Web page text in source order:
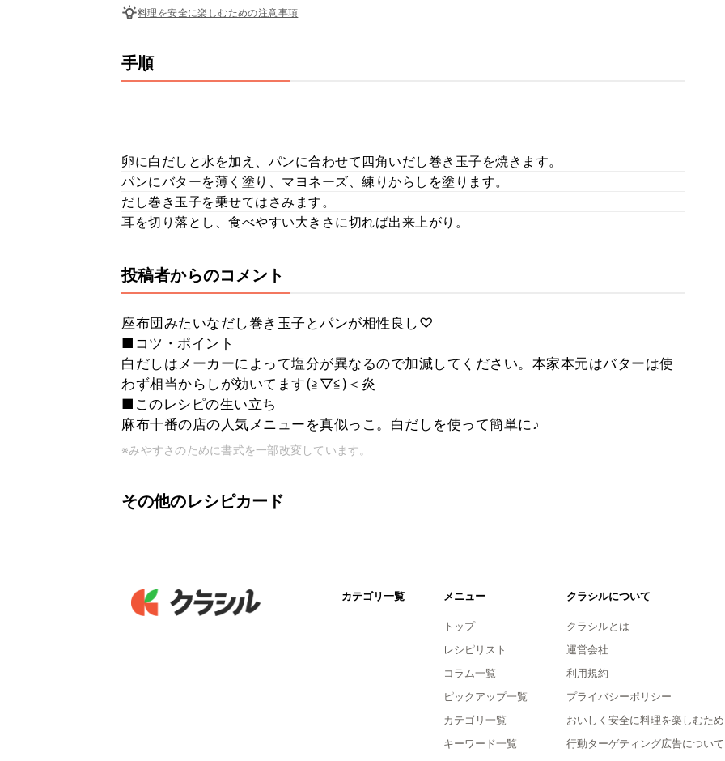
料理を安全に楽しむための注意事項
手順
卵に白だしと水を加え、パンに合わせて四角いだし巻き玉子を焼きます。
パンにバターを薄く塗り、マヨネーズ、練りからしを塗ります。
だし巻き玉子を乗せてはさみます。
耳を切り落とし、食べやすい大きさに切れば出来上がり。
投稿者からのコメント
座布団みたいなだし巻き玉子とパンが相性良し♡
■コツ・ポイント
白だしはメーカーによって塩分が異なるので加減してください。本家本元はバターは使
わず相当からしが効いてます(≧▽≦)＜炎
■このレシピの生い立ち
麻布十番の店の人気メニューを真似っこ。白だしを使って簡単に♪
※みやすさのために書式を一部改変しています。
その他のレシピカード
カテゴリ一覧 メニュー
トップ
レシピリスト
コラム一覧
ピックアップ一覧
カテゴリ一覧
キーワード一覧
クラシルについて
クラシルとは
運営会社
利用規約
プライバシーポリシー
おいしく安全に料理を楽しむため
行動ターゲティング広告について